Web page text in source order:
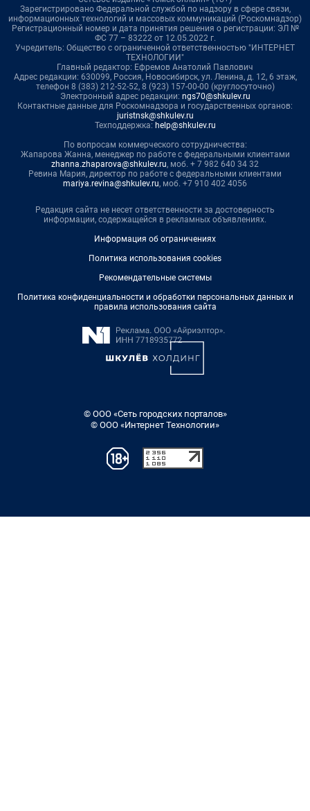
Зарегистрировано Федеральной службой по надзору в сфере связи,
информационных технологий и массовых коммуникаций (Роскомнадзор)
Регистрационный номер и дата принятия решения о регистрации: ЭЛ №
ФС 77 – 83222 от 12.05.2022 г.
Учредитель: Общество с ограниченной ответственностью "ИНТЕРНЕТ
ТЕХНОЛОГИИ"
Главный редактор: Ефремов Анатолий Павлович
Адрес редакции: 630099, Россия, Новосибирск, ул. Ленина, д. 12, 6 этаж,
телефон 8 (383) 212-52-52, 8 (923) 157-00-00 (круглосуточно)
Электронный адрес редакции: ngs70@shkulev.ru
Контактные данные для Роскомнадзора и государственных органов:
juristnsk@shkulev.ru
Техподдержка: help@shkulev.ru
По вопросам коммерческого сотрудничества:
Жапарова Жанна, менеджер по работе с федеральными клиентами
zhanna.zhaparova@shkulev.ru, моб. + 7 982 640 34 32
Ревина Мария, директор по работе с федеральными клиентами
mariya.revina@shkulev.ru, моб. +7 910 402 4056
Редакция сайта не несет ответственности за достоверность
информации, содержащейся в рекламных объявлениях.
Информация об ограничениях
Политика использования cookies
Рекомендательные системы
Политика конфиденциальности и обработки персональных данных и
правила использования сайта
© ООО «Сеть городских порталов»
© ООО «Интернет Технологии»